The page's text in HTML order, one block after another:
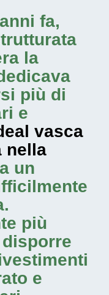
fa,
la
più di
e
vasca
nella
un
più
e